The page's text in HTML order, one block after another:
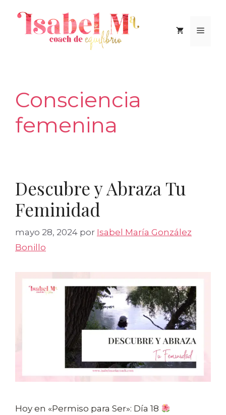
contenido
Menú
Consciencia
femenina
Descubre y Abraza Tu
Feminidad
mayo 28, 2024 por Isabel María González
Bonillo
Hoy en «Permiso para Ser»: Día 18